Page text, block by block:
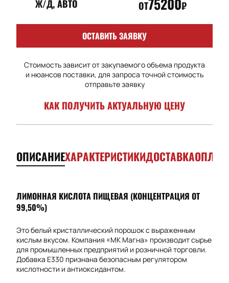
Ж/Д, АВТО ОТ ₽
ОСТАВИТЬ ЗАЯВКУ
Стоимость зависит от закупаемого объема продукта
и нюансов поставки, для запроса точной стоимость
отправьте заявку
КАК ПОЛУЧИТЬ АКТУАЛЬНУЮ ЦЕНУ
ОПИСАНИЕХАРАКТЕРИСТИКИДОСТАВКА
ЛИМОННАЯ КИСЛОТА ПИЩЕВАЯ (КОНЦЕНТРАЦИЯ ОТ
99,50%)
Это белый кристаллический порошок с выраженным
кислым вкусом. Компания «МК Магна» производит сырье
для промышленных предприятий и розничной торговли.
Добавка E330 признана безопасным регулятором
кислотности и антиоксидантом.